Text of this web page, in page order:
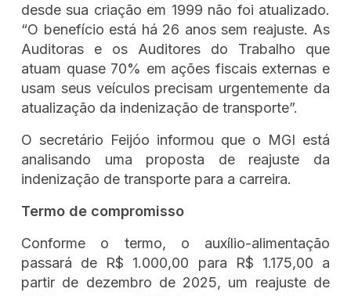
desde sua criação em 1999 não foi atualizado.
“O benefício está há 26 anos sem reajuste. As
Auditoras e os Auditores do Trabalho que
atuam quase 70% em ações fiscais externas e
usam seus veículos precisam urgentemente da
atualização da indenização de transporte”.
O secretário Feijóo informou que o MGI está
analisando uma proposta de reajuste da
indenização de transporte para a carreira.
Termo de compromisso
Conforme o termo, o auxílio-alimentação
passará de R$ 1.000,00 para R$ 1.175,00 a
partir de dezembro de 2025, um reajuste de